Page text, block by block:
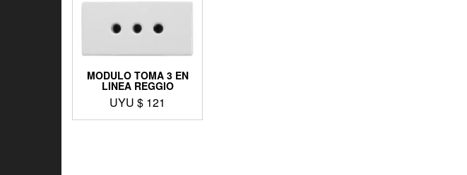
MODULO TOMA 3 EN
LINEA REGGIO
UYU $ 121